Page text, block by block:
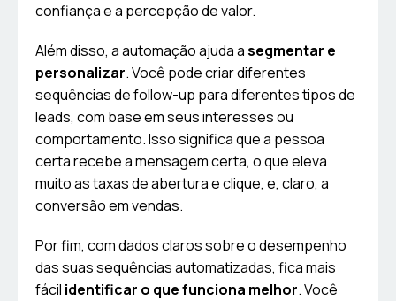
confiança e a percepção de valor.
Além disso, a automação ajuda asegmentar e
personalizar. Você pode criar diferentes
sequências de follow-up para diferentes tipos de
leads, com base em seus interesses ou
comportamento. Isso significa que a pessoa
certa recebe a mensagem certa, o que eleva
muito as taxas de abertura e clique, e, claro, a
conversão em vendas.
Por fim, com dados claros sobre o desempenho
das suas sequências automatizadas, fica mais
fácil identificar o que funciona melhor. Você